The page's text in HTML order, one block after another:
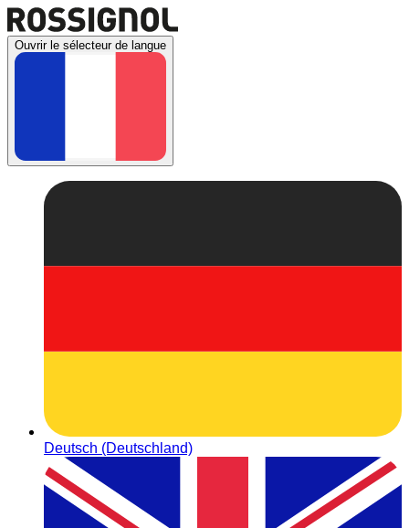
Ouvrir le sélecteur de langue
Deutsch (Deutschland)